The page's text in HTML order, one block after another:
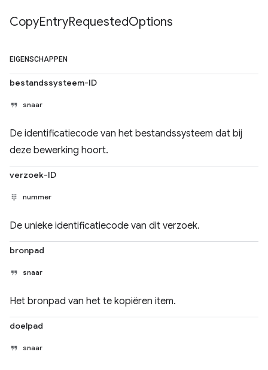
CopyEntryRequestedOptions
EIGENSCHAPPEN
bestandssysteem-ID
snaar
De identificatiecode van het bestandssysteem dat bij
deze bewerking hoort.
verzoek-ID
nummer
De unieke identificatiecode van dit verzoek.
bronpad
snaar
Het bronpad van het te kopiëren item.
doelpad
snaar